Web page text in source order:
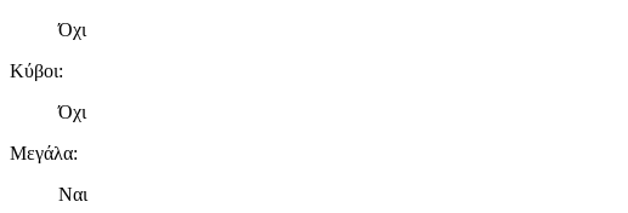
Όχι
Κύβοι:
Όχι
Μεγάλα:
Ναι